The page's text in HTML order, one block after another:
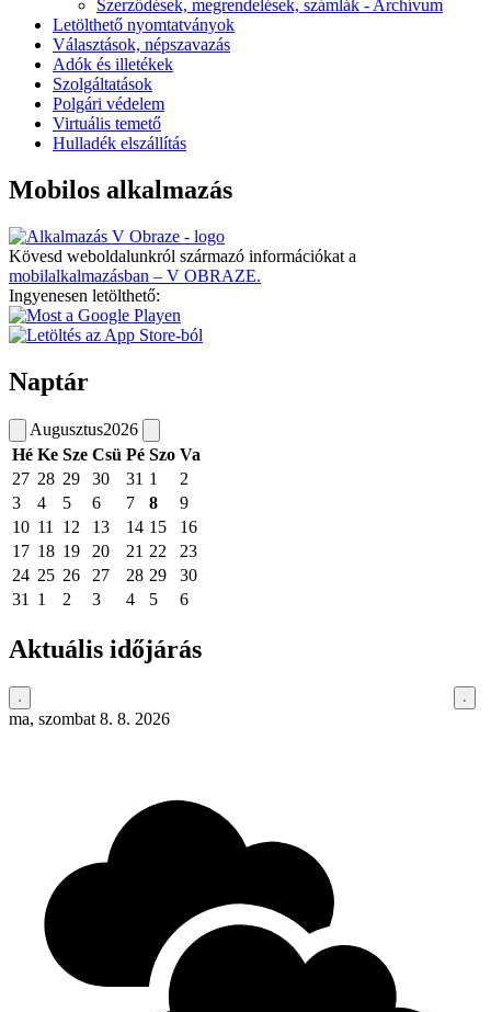
Szerződések, megrendelések, számlák - Archívum
Letölthető nyomtatványok
Választások, népszavazás
Adók és illetékek
Szolgáltatások
Polgári védelem
Virtuális temető
Hulladék elszállítás
Mobilos alkalmazás
Kövesd weboldalunkról származó információkat a
mobilalkalmazásban – V OBRAZE.
Ingyenesen letölthető:
Naptár
Augusztus2026
Hé Ke Sze Csü Pé Szo Va
27 28 29 30 31 1
2
3
4 5 6 7 8
9
10 11 12 13 14 15
16
17 18 19 20 21 22
23
24 25 26 27 28 29
30
31
1 2 3 4 5 6
Aktuális időjárás
ma, szombat 8. 8. 2026